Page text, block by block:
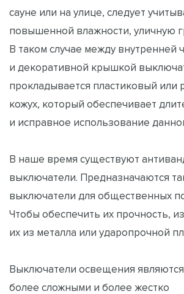
сауне или на улице, следует
повышенной влажности, уличную
В таком случае между внутренней
и декоративной крышкой
прокладывается пластиковый или
кожух, который обеспечивает
и исправное использование
В наше время существуют
выключатели. Предназначаются
выключатели для общественных
Чтобы обеспечить их прочность,
их из металла или ударопрочной
Выключатели освещения
более сложными и более жестко